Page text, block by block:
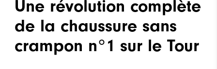
Une révolution complète
de la chaussure sans
crampon n°1 sur le Tour